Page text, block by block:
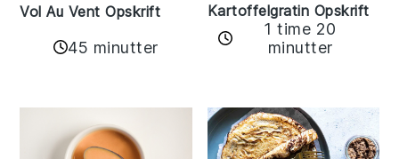
Vol Au Vent Opskrift
45 minutter
Kartoffelgratin Opskrift
1 time 20
minutter